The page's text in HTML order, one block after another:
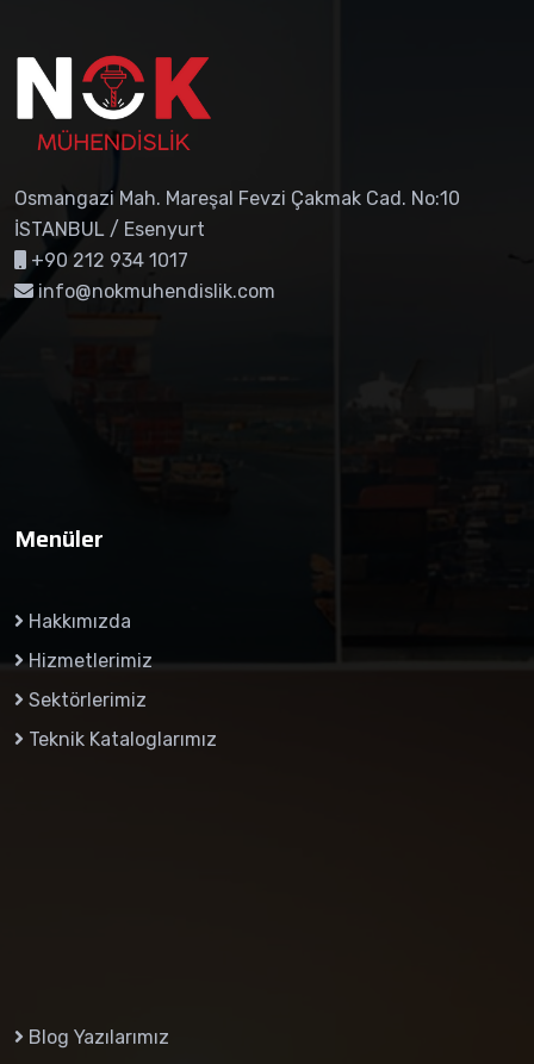
Osmangazi Mah. Mareşal Fevzi Çakmak Cad. No:10
İSTANBUL / Esenyurt
+90 212 934 1017
info@nokmuhendislik.com
Menüler
Hakkımızda
Hizmetlerimiz
Sektörlerimiz
Teknik Kataloglarımız
Blog Yazılarımız